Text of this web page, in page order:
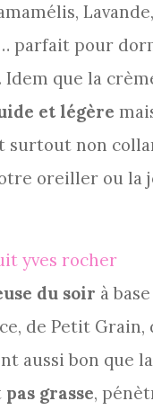
parfait pour
que la
et légère
surtout non
oreiller ou la
du soir à
de Petit Grain,
aussi bon que
pas grasse,